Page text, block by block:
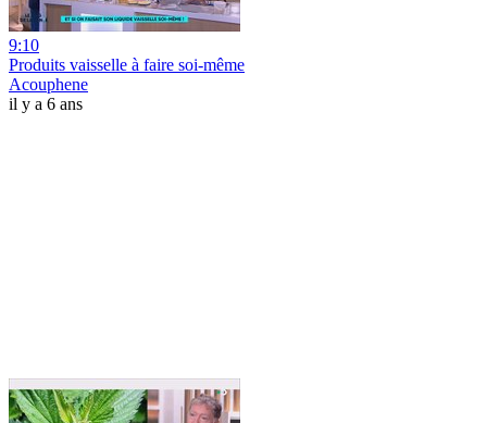
9:10
Produits vaisselle à faire soi-même
Acouphene
il y a 6 ans